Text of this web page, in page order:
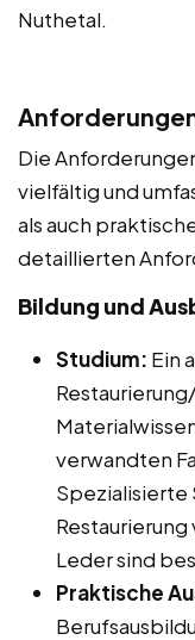
Nuthetal.
Die
vielfältig und
als auch
detaillierten
Bildung und
Studium: Ein
verwandten
Spezialisierte
Leder sind
Praktische